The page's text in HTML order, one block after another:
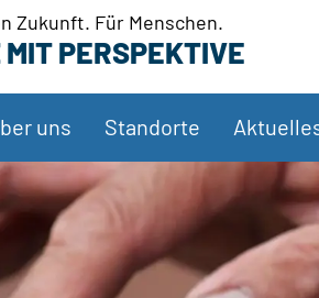
Zukunft. Für Menschen.
PERSPEKTIVE
uns Standorte